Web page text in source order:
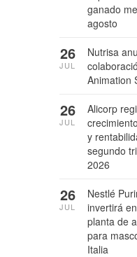
ganado
agosto
Nutrisa
Animation
26
JUL
Alicorp
y
segundo
2026
26
JUL
Nestlé
invertirá
planta de
para
Italia
26
JUL